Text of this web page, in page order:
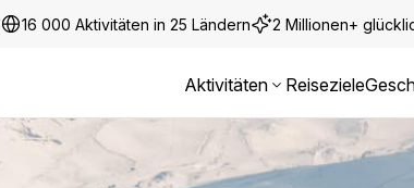
16 000 Aktivitäten in 25 Ländern 2 Millionen+
Aktivitäten Reiseziele